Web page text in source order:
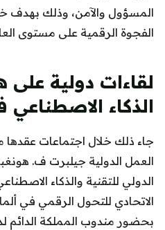
المسؤول والآمن، وذلك بهدف
الفجوة الرقمية على مستوى
لقاءات دولية
الذكاء
جاء ذلك خلال اجتماعات عقدها
العمل الدولية جيلبرت ف.
الدولي للتقنية والذكاء
الاتحادي للتحول الرقمي في
بحضور مندوب المملكة الدائم